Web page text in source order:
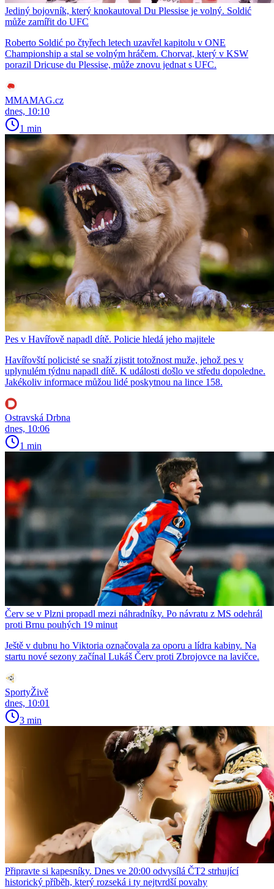
Jediný bojovník, který knokautoval Du Plessise je volný. Soldić
může zamířit do UFC
Roberto Soldić po čtyřech letech uzavřel kapitolu v ONE
Championship a stal se volným hráčem. Chorvat, který v KSW
porazil Dricuse du Plessise, může znovu jednat s UFC.
MMAMAG.cz
dnes, 10:10
1 min
Pes v Havířově napadl dítě. Policie hledá jeho majitele
Havířovští policisté se snaží zjistit totožnost muže, jehož pes v
uplynulém týdnu napadl dítě. K události došlo ve středu dopoledne.
Jakékoliv informace můžou lidé poskytnou na lince 158.
Ostravská Drbna
dnes, 10:06
1 min
Červ se v Plzni propadl mezi náhradníky. Po návratu z MS odehrál
proti Brnu pouhých 19 minut
Ještě v dubnu ho Viktoria označovala za oporu a lídra kabiny. Na
startu nové sezony začínal Lukáš Červ proti Zbrojovce na lavičce.
SportyŽivě
dnes, 10:01
3 min
Připravte si kapesníky. Dnes ve 20:00 odvysílá ČT2 strhující
historický příběh, který rozseká i ty nejtvrdší povahy